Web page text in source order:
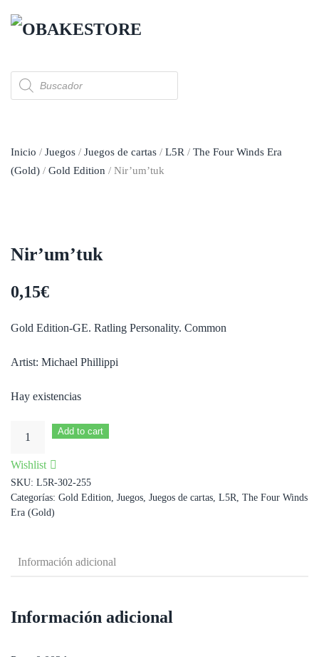
Búsqueda
de
productos
Inicio / Juegos / Juegos de cartas / L5R / The Four Winds Era
(Gold) / Gold Edition / Nir’um’tuk
Nir’um’tuk
0,15€
Gold Edition-GE. Ratling Personality. Common
Artist: Michael Phillippi
Hay existencias
Add to cart
Wishlist
SKU: L5R-302-255
Categorías: Gold Edition, Juegos, Juegos de cartas, L5R, The Four Winds
Era (Gold)
Información adicional
Información adicional